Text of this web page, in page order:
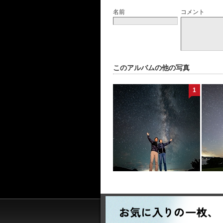
名前 コメント
このアルバムの他の写真
1